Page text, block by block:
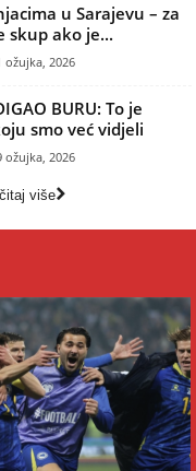
u Sarajevu – za
skup ako je...
ožujka, 2026
BURU: To je
smo već vidjeli
ožujka, 2026
više